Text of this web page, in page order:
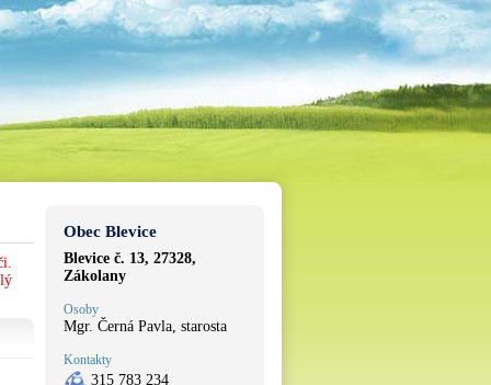
Obec Blevice
Blevice č. 13, 27328,
Zákolany
Osoby
Mgr. Černá Pavla, starosta
Kontakty
315 783 234